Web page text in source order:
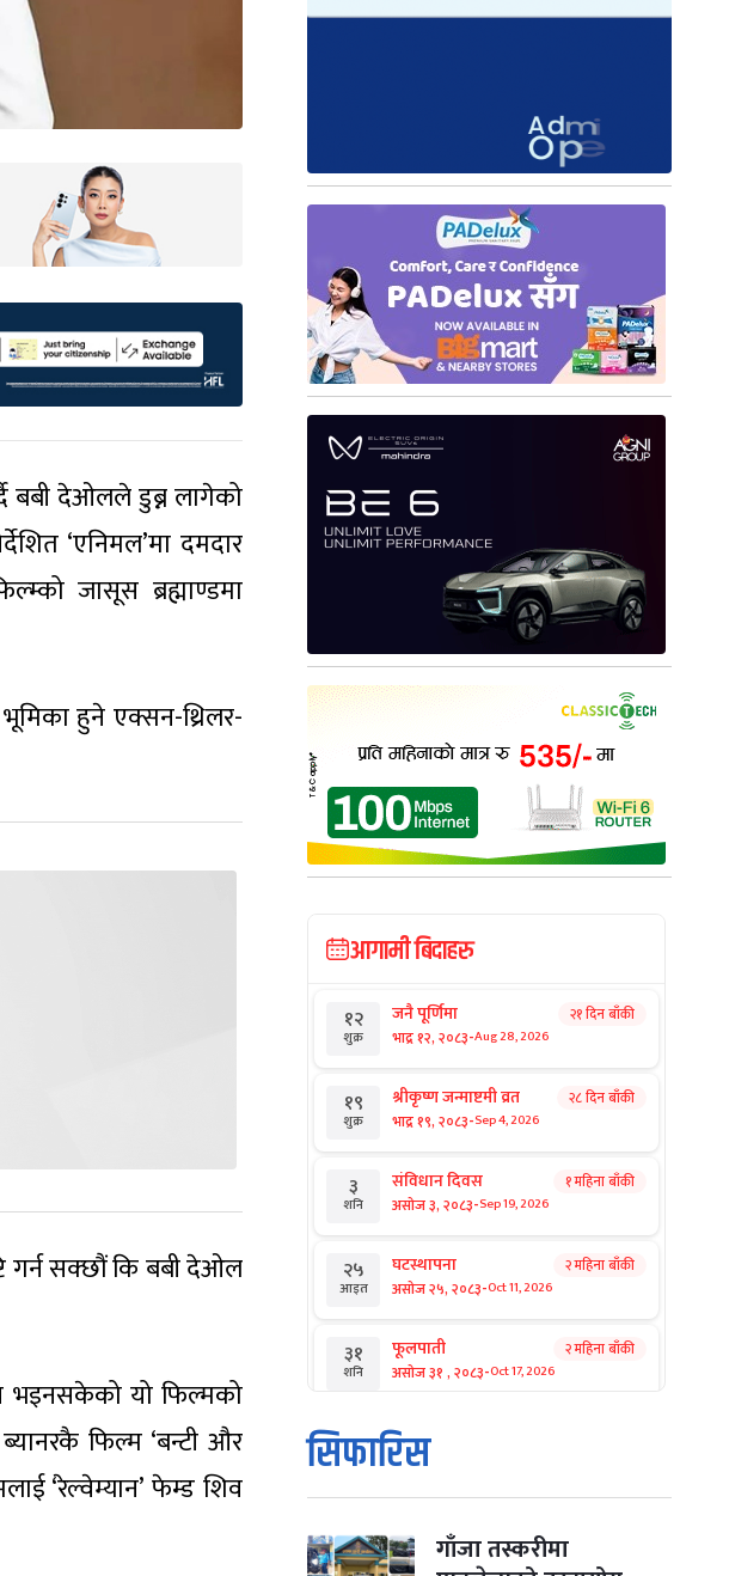
बबी देओलले डुब्न लागेको
‘एनिमल’मा दमदार
जासूस ब्रह्माण्डमा
भूमिका हुने एक्सन-थ्रिलर-
गर्न सक्छौं कि बबी देओल
भइनसकेको यो फिल्मको
फिल्म ‘बन्टी और
‘रेल्वेम्यान’ फेम्ड शिव
आगामी बिदाहरु
१२
शुक्र
जनै पूर्णिमा
भाद्र १२, २०८३-Aug 28, 2026
२१ दिन बाँकी
१९
शुक्र
श्रीकृष्ण जन्माष्टमी व्रत
भाद्र १९, २०८३-Sep 4, 2026
२८ दिन बाँकी
३
शनि
संविधान दिवस
असोज ३, २०८३-Sep 19, 2026
१ महिना बाँकी
२५
आइत
घटस्थापना
असोज २५, २०८३-Oct 11, 2026
२ महिना बाँकी
३१
शनि
फूलपाती
असोज ३१ , २०८३-Oct 17, 2026
२ महिना बाँकी
१
आइत
कार्तिक सङ्क्रान्ति
कार्तिक १, २०८३
मंगल कार्तिक ३, २०८३- Oct 20, 2026
सिफारिस
गाँजा तस्करीमा